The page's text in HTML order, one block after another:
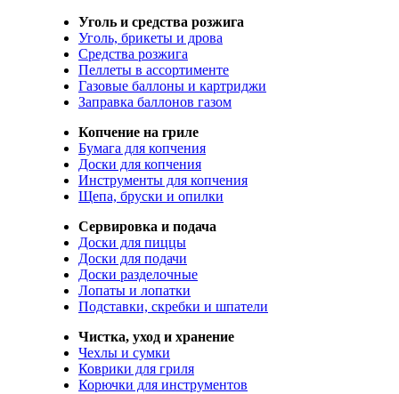
Уголь и средства розжига
Уголь, брикеты и дрова
Средства розжига
Пеллеты в ассортименте
Газовые баллоны и картриджи
Заправка баллонов газом
Копчение на гриле
Бумага для копчения
Доски для копчения
Инструменты для копчения
Щепа, бруски и опилки
Сервировка и подача
Доски для пиццы
Доски для подачи
Доски разделочные
Лопаты и лопатки
Подставки, скребки и шпатели
Чистка, уход и хранение
Чехлы и сумки
Коврики для гриля
Корючки для инструментов